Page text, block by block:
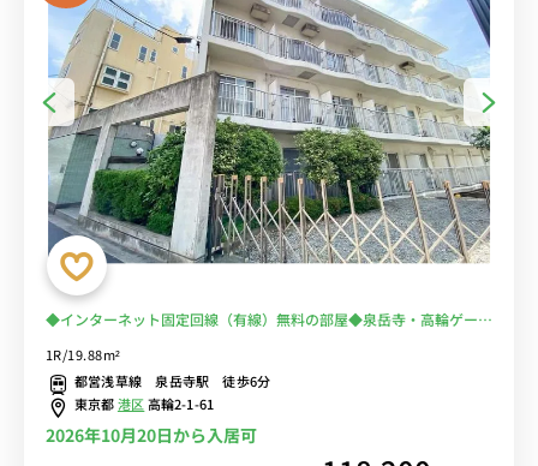
◆インターネット固定回線（有線）無料の部屋◆泉岳寺・高輪ゲート
分！
1R/19.88m²
都営浅草線 泉岳寺駅 徒歩6分
東京都港区高輪2-1-61
2026年10月20日から入居可